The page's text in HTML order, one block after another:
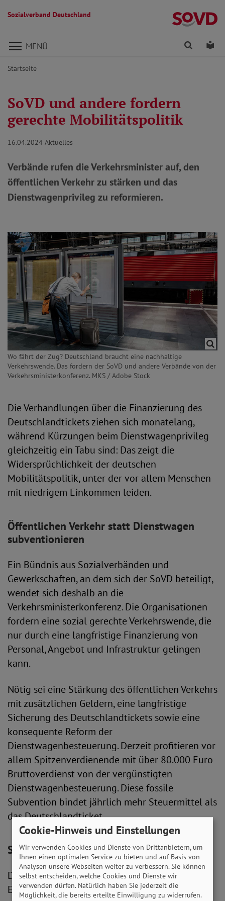
Sozialverband Deutschland
Direkt zu den Inhalten springen
MENÜ Finden
Startseite
SoVD und andere fordern
gerechte Mobilitätspolitik
16.04.2024 Aktuelles
Verbände rufen die Verkehrsminister auf, den
öffentlichen Verkehr zu stärken und das
Dienstwagenprivileg zu reformieren.
Wo fährt der Zug? Deutschland braucht eine nachhaltige
Verkehrswende. Das fordern der SoVD und andere Verbände von der
Verkehrsministerkonferenz. MKS / Adobe Stock
Die Verhandlungen über die Finanzierung des
Deutschlandtickets ziehen sich monatelang,
während Kürzungen beim Dienstwagenprivileg
gleichzeitig ein Tabu sind: Das zeigt die
Widersprüchlichkeit der deutschen
Mobilitätspolitik, unter der vor allem Menschen
mit niedrigem Einkommen leiden.
Öffentlichen Verkehr statt Dienstwagen
subventionieren
Ein Bündnis aus Sozialverbänden und
Gewerkschaften, an dem sich der SoVD beteiligt,
wendet sich deshalb an die
Verkehrsministerkonferenz. Die Organisationen
fordern eine sozial gerechte Verkehrswende, die
nur durch eine langfristige Finanzierung von
Personal, Angebot und Infrastruktur gelingen
kann.
Nötig sei eine Stärkung des öffentlichen Verkehrs
mit zusätzlichen Geldern, eine langfristige
Sicherung des Deutschlandtickets sowie eine
konsequente Reform der
Dienstwagenbesteuerung. Derzeit profitieren vor
allem Spitzenverdienende mit über 80.000 Euro
Bruttoverdienst von der vergünstigten
Dienstwagenbesteuerung. Diese fossile
Subvention bindet jährlich mehr Steuermittel als
das Deutschlandticket.
SoVD: Fehlende Mobilität macht einsam
Die SoVD-Vorstandsvorsitzende Michaela
Engelmeier stellt fest: “Wir brauchen eine neue
Cookie-Hinweis und Einstellungen
Wir verwenden Cookies und Dienste von Drittanbietern, um
Ihnen einen optimalen Service zu bieten und auf Basis von
Analysen unsere Webseiten weiter zu verbessern. Sie können
selbst entscheiden, welche Cookies und Dienste wir
verwenden dürfen. Natürlich haben Sie jederzeit die
Möglichkeit, die bereits erteilte Einwilligung zu widerrufen.